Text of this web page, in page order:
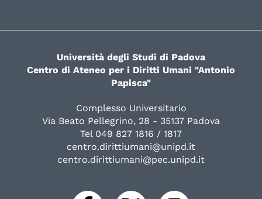
Università degli Studi di Padova
Centro di Ateneo per i Diritti Umani "Antonio
Papisca"
Complesso Universitario
Via Beato Pellegrino, 28 - 35137 Padova
Tel 049 827 1816 / 1817
centro.dirittiumani@unipd.it
centro.dirittiumani@pec.unipd.it